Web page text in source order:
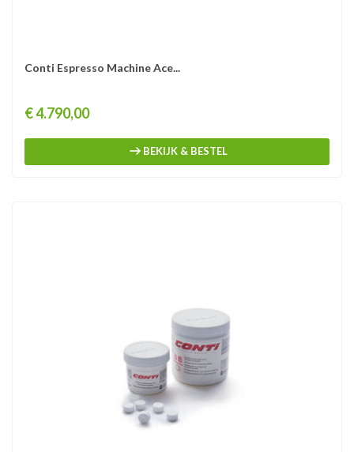
Conti Espresso Machine Ace...
Prijs
€ 4.790,00
BEKIJK & BESTEL